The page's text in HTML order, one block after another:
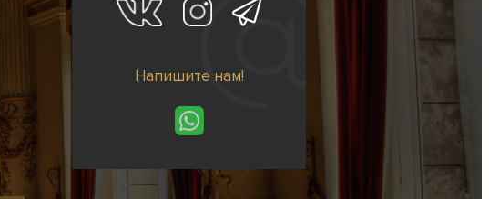
Напишите нам!